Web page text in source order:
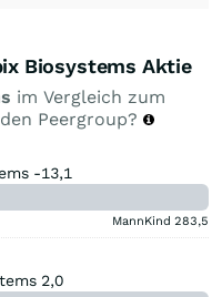
Biosystems Aktie
im Vergleich zum
Peergroup?
-13,1
MannKind 283,5
2,0